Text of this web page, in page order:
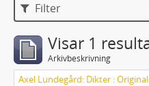
Filter
Visar 1
Arkivbeskrivning